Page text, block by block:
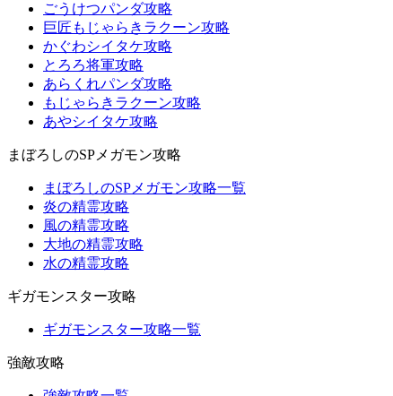
ごうけつパンダ攻略
巨匠もじゃらきラクーン攻略
かぐわシイタケ攻略
とろろ将軍攻略
あらくれパンダ攻略
もじゃらきラクーン攻略
あやシイタケ攻略
まぼろしのSPメガモン攻略
まぼろしのSPメガモン攻略一覧
炎の精霊攻略
風の精霊攻略
大地の精霊攻略
水の精霊攻略
ギガモンスター攻略
ギガモンスター攻略一覧
強敵攻略